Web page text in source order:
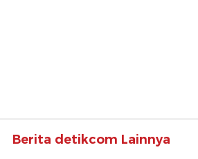
Berita detikcom Lainnya